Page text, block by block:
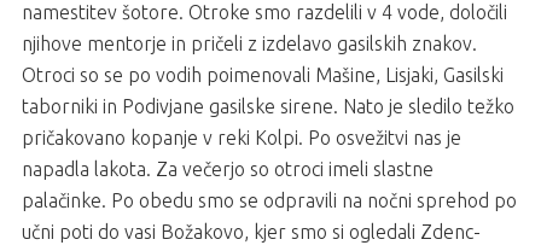
namestitev šotore. Otroke smo razdelili v 4 vode, določili
njihove mentorje in pričeli z izdelavo gasilskih znakov.
Otroci so se po vodih poimenovali Mašine, Lisjaki, Gasilski
taborniki in Podivjane gasilske sirene. Nato je sledilo težko
pričakovano kopanje v reki Kolpi. Po osvežitvi nas je
napadla lakota. Za večerjo so otroci imeli slastne
palačinke. Po obedu smo se odpravili na nočni sprehod po
učni poti do vasi Božakovo, kjer smo si ogledali Zdenc-